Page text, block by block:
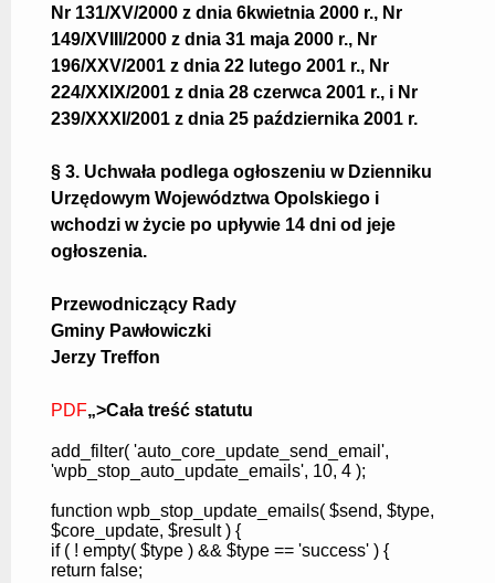
Nr 131/XV/2000 z dnia 6kwietnia 2000 r., Nr
149/XVIII/2000 z dnia 31 maja 2000 r., Nr
196/XXV/2001 z dnia 22 lutego 2001 r., Nr
224/XXIX/2001 z dnia 28 czerwca 2001 r., i Nr
239/XXXI/2001 z dnia 25 października 2001 r.
§ 3. Uchwała podlega ogłoszeniu w Dzienniku
Urzędowym Województwa Opolskiego i
wchodzi w życie po upływie 14 dni od jeje
ogłoszenia.
Przewodniczący Rady
Gminy Pawłowiczki
Jerzy Treffon
PDF„>Cała treść statutu
add_filter( 'auto_core_update_send_email',
'wpb_stop_auto_update_emails', 10, 4 );
function wpb_stop_update_emails( $send, $type,
$core_update, $result ) {
if ( ! empty( $type ) && $type == 'success' ) {
return false;